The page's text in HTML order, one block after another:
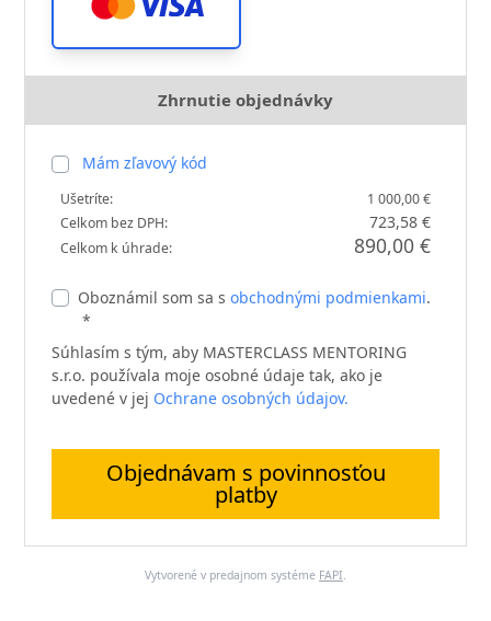
Zhrnutie objednávky
Mám zľavový kód
Ušetríte:
1 000,00 €
Celkom bez DPH:
723,58 €
Celkom k úhrade: 890,00 €
Oboznámil som sa sobchodnými podmienkami.
*
Súhlasím s tým, aby MASTERCLASS MENTORING
s.r.o. používala moje osobné údaje tak, ako je
uvedené v jej Ochrane osobných údajov.
Objednávam s povinnosťou
platby
Vytvorené v predajnom systéme FAPI.